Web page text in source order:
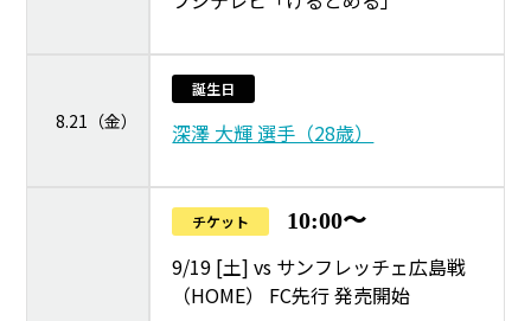
8.21（金）
誕生日
深澤 大輝 選手（28歳）
チケット 10:00〜
9/19 [土] vs サンフレッチェ広島戦
（HOME） FC先行 発売開始